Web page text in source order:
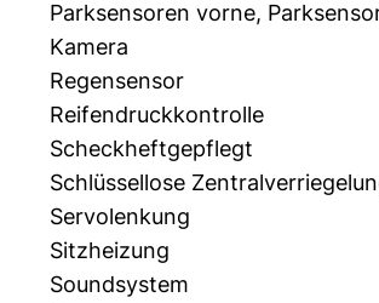
Parksensoren vorne,
Kamera
Regensensor
Reifendruckkontrolle
Scheckheftgepflegt
Schlüssellose
Servolenkung
Sitzheizung
Soundsystem